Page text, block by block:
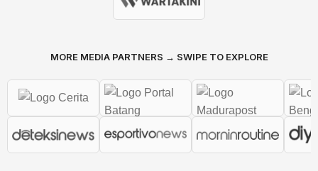
MORE MEDIA PARTNERS → SWIPE TO EXPLORE